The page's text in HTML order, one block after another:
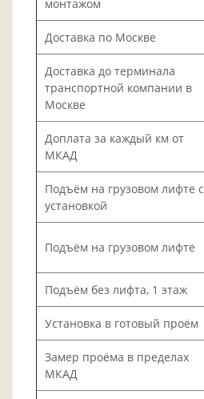
монтажом
Доставка по Москве
Доставка до терминала
транспортной компании в
Москве
Доплата за каждый км от
МКАД
Подъём на грузовом лифте с
установкой
Подъём на грузовом лифте
Подъём без лифта, 1 этаж
Установка в готовый проём
Замер проёма в пределах
МКАД